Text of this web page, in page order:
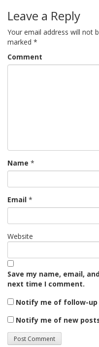
Leave a Reply
Your email address will not
marked *
Comment
Name *
Email *
Website
Save my name, email,
next time I comment.
Notify me of follow-up
Notify me of new